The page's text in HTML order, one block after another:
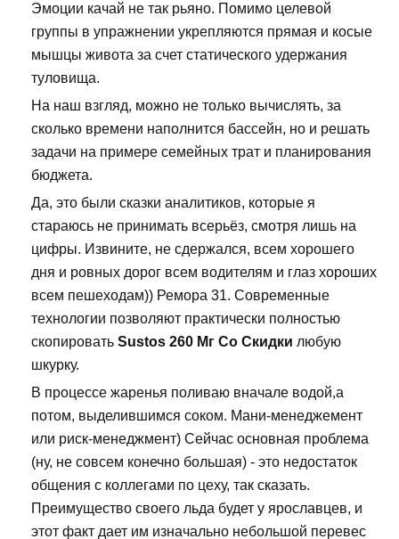
Эмоции качай не так рьяно. Помимо целевой
группы в упражнении укрепляются прямая и косые
мышцы живота за счет статического удержания
туловища.
На наш взгляд, можно не только вычислять, за
сколько времени наполнится бассейн, но и решать
задачи на примере семейных трат и планирования
бюджета.
Да, это были сказки аналитиков, которые я
стараюсь не принимать всерьёз, смотря лишь на
цифры. Извините, не сдержался, всем хорошего
дня и ровных дорог всем водителям и глаз хороших
всем пешеходам)) Ремора 31. Современные
технологии позволяют практически полностью
скопировать Sustos 260 Мг Со Скидки любую
шкурку.
В процессе жаренья поливаю вначале водой,а
потом, выделившимся соком. Мани-менеджемент
или риск-менеджмент) Сейчас основная проблема
(ну, не совсем конечно большая) - это недостаток
общения с коллегами по цеху, так сказать.
Преимущество своего льда будет у ярославцев, и
этот факт дает им изначально небольшой перевес